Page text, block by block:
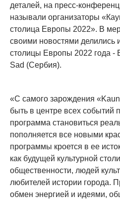
деталей, на пресс-
называли организаторы
столица Европы 2022». В
своими новостями делились
столицы Европы 2022 года -
Sad (Сербия).
«С самого зарождения
быть в центре всех событий
программа становиться
пополняется все новыми
программы кроется в ее
как будущей культурной
общественности, людей
любителей истории города.
обмен энергией и идеями,